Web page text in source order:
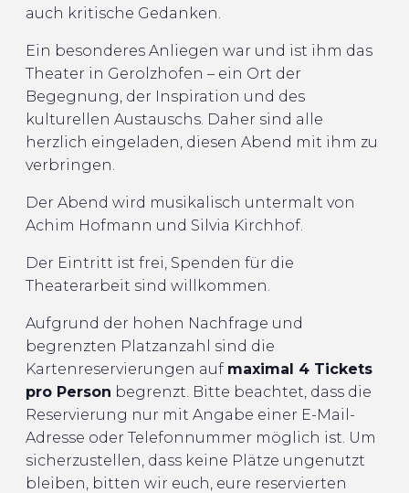
auch kritische Gedanken.
Ein besonderes Anliegen war und ist ihm das
Theater in Gerolzhofen – ein Ort der
Begegnung, der Inspiration und des
kulturellen Austauschs. Daher sind alle
herzlich eingeladen, diesen Abend mit ihm zu
verbringen.
Der Abend wird musikalisch untermalt von
Achim Hofmann und Silvia Kirchhof.
Der Eintritt ist frei, Spenden für die
Theaterarbeit sind willkommen.
Aufgrund der hohen Nachfrage und
begrenzten Platzanzahl sind die
Kartenreservierungen auf maximal 4 Tickets
pro Person begrenzt. Bitte beachtet, dass die
Reservierung nur mit Angabe einer E-Mail-
Adresse oder Telefonnummer möglich ist. Um
sicherzustellen, dass keine Plätze ungenutzt
bleiben, bitten wir euch, eure reservierten